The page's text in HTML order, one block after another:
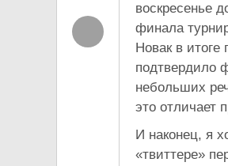
воскресенье
финала
Новак в итоге
подтвердило
небольших
это отличает
И наконец, я
«твиттере»